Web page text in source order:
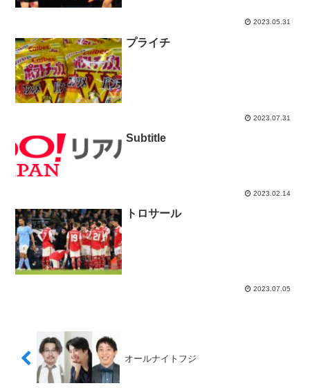
2023.05.31
プライチ
2023.07.31
Subtitle
2023.02.14
トロサール
2023.07.05
オールナイトフジ